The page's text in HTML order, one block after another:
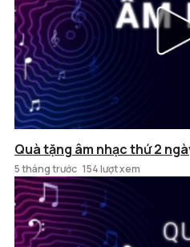
Quà tặng âm nhạc thứ 2
5 tháng trước 154 lượt xem